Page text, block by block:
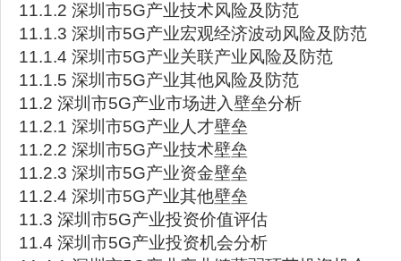
11.1.2 深圳市5G产业技术风险及防范
11.1.3 深圳市5G产业宏观经济波动风险及防范
11.1.4 深圳市5G产业关联产业风险及防范
11.1.5 深圳市5G产业其他风险及防范
11.2 深圳市5G产业市场进入壁垒分析
11.2.1 深圳市5G产业人才壁垒
11.2.2 深圳市5G产业技术壁垒
11.2.3 深圳市5G产业资金壁垒
11.2.4 深圳市5G产业其他壁垒
11.3 深圳市5G产业投资价值评估
11.4 深圳市5G产业投资机会分析